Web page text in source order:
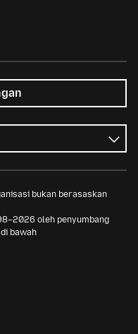
bukan berasaskan
oleh penyumbang
bawah